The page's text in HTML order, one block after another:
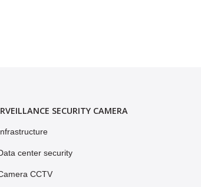
SECURITY CAMERA
center security
CCTV